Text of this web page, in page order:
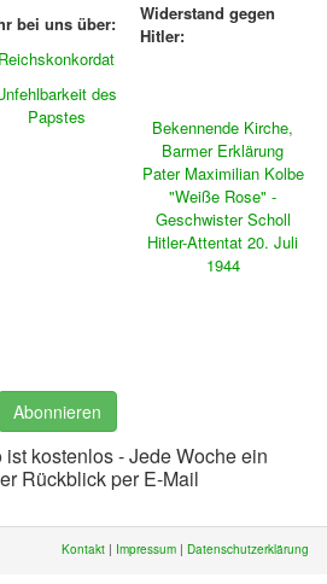
bei uns über:
Widerstand gegen
Hitler:
Reichskonkordat
des
Papstes
Bekennende Kirche,
Barmer Erklärung
Pater Maximilian Kolbe
"Weiße Rose" -
Geschwister Scholl
Hitler-Attentat 20. Juli
1944
Abonnieren
kostenlos - Jede Woche ein
Rückblick per E-Mail
Kontakt | Impressum | Datenschutzerklärung